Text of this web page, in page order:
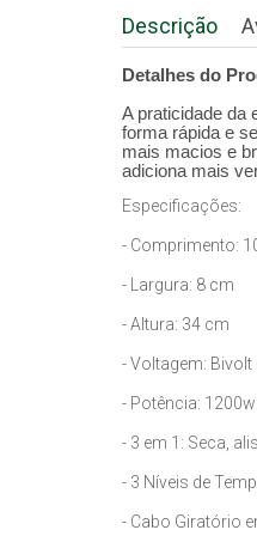
Descrição
Detalhes do
A praticidade da
forma rápida e
mais macios e
adiciona mais
Especificações:
- Comprimento:
- Largura: 8 cm
- Altura: 34 cm
- Voltagem: Bivolt
- Potência: 1200w
- 3 em 1: Seca,
- 3 Níveis de
- Cabo Giratório